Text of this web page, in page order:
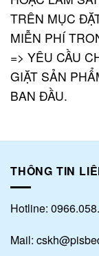
TRÊN MỤC
MIỄN PHÍ
=> YÊU CẦU
GIẶT SẢN
BAN ĐẦU.
THÔNG TIN
Hotline:
Mail: